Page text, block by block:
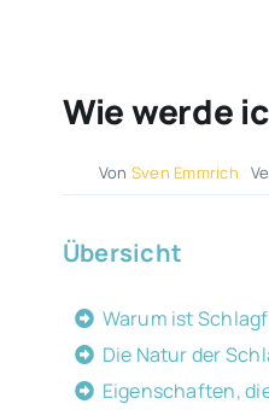
Wie werde
Von Sven Emmrich
Übersicht
Warum ist
Die Natur der
Eigenschaften,